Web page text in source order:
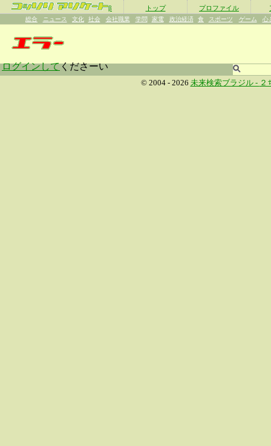
β トップ プロファイル
総合 ニュース 文化 社会 会社職業 学問 家電 政治経済 食 スポーツ ゲーム 心
ログインしてくださーい
© 2004 - 2026 未来検索ブラジル - ２